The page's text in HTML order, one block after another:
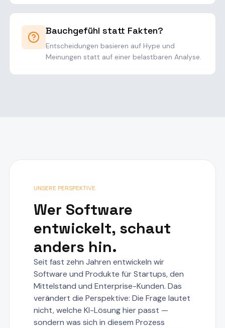
Bauchgefühl statt Fakten?
Entscheidungen basieren auf Hype und
Meinungen statt auf einer belastbaren Analyse.
UNSERE PERSPEKTIVE
Wer Software
entwickelt, schaut
anders hin.
Seit fast zehn Jahren entwickeln wir
Software und Produkte für Startups, den
Mittelstand und Enterprise-Kunden. Das
verändert die Perspektive: Die Frage lautet
nicht, welche KI-Lösung hier passt —
sondern was sich in diesem Prozess